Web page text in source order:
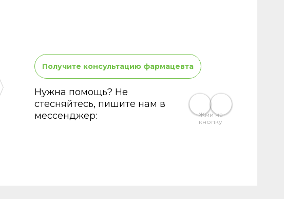
Получите консультацию фармацевта
Нужна помощь? Не
стесняйтесь, пишите нам в
мессенджер:
Жми на
кнопку